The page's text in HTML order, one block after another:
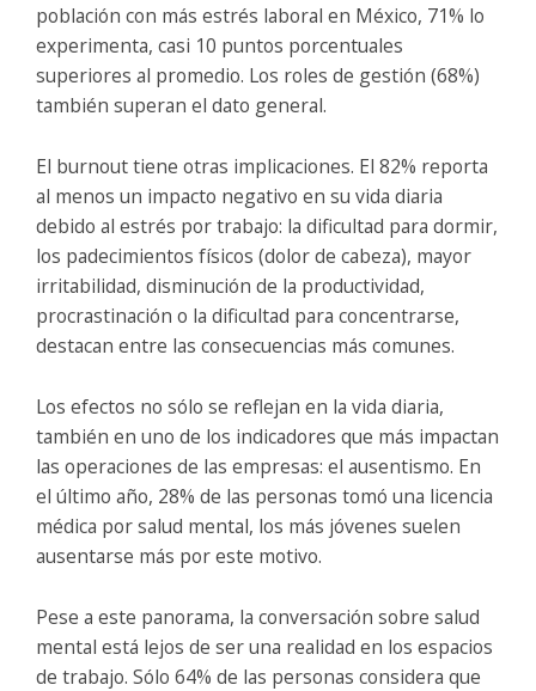
población con más estrés laboral en México, 71% lo
experimenta, casi 10 puntos porcentuales
superiores al promedio. Los roles de gestión (68%)
también superan el dato general.
El burnout tiene otras implicaciones. El 82% reporta
al menos un impacto negativo en su vida diaria
debido al estrés por trabajo: la dificultad para dormir,
los padecimientos físicos (dolor de cabeza), mayor
irritabilidad, disminución de la productividad,
procrastinación o la dificultad para concentrarse,
destacan entre las consecuencias más comunes.
Los efectos no sólo se reflejan en la vida diaria,
también en uno de los indicadores que más impactan
las operaciones de las empresas: el ausentismo. En
el último año, 28% de las personas tomó una licencia
médica por salud mental, los más jóvenes suelen
ausentarse más por este motivo.
Pese a este panorama, la conversación sobre salud
mental está lejos de ser una realidad en los espacios
de trabajo. Sólo 64% de las personas considera que